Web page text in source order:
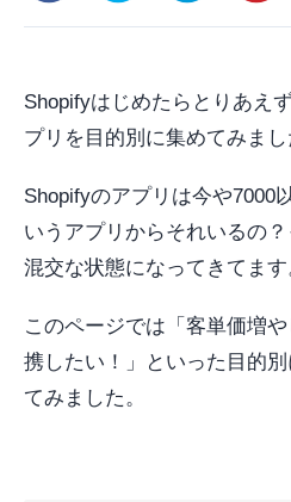
Shopifyはじめたらとりあえ
プリを目的別に集めてみまし
Shopifyのアプリは今や7000
いうアプリからそれいるの
混交な状態になってきてます
このページでは「客単価増
携したい！」といった目的
てみました。